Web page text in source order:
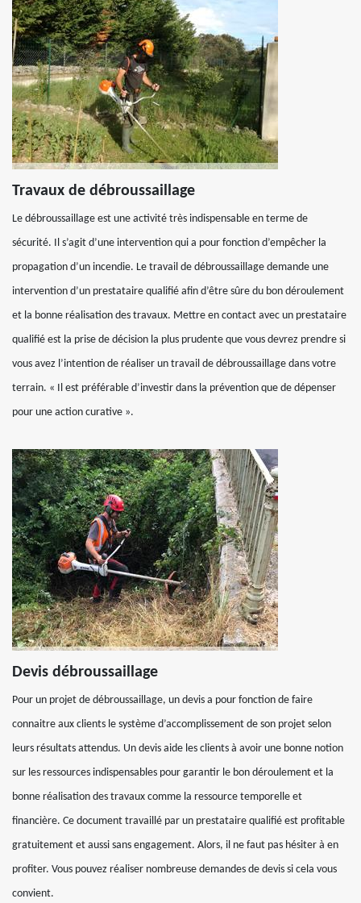
Travaux de débroussaillage
Le débroussaillage est une activité très indispensable en terme de
sécurité. Il s’agit d’une intervention qui a pour fonction d’empêcher la
propagation d’un incendie. Le travail de débroussaillage demande une
intervention d’un prestataire qualifié afin d’être sûre du bon déroulement
et la bonne réalisation des travaux. Mettre en contact avec un prestataire
qualifié est la prise de décision la plus prudente que vous devrez prendre si
vous avez l’intention de réaliser un travail de débroussaillage dans votre
terrain. « Il est préférable d’investir dans la prévention que de dépenser
pour une action curative ».
Devis débroussaillage
Pour un projet de débroussaillage, un devis a pour fonction de faire
connaitre aux clients le système d’accomplissement de son projet selon
leurs résultats attendus. Un devis aide les clients à avoir une bonne notion
sur les ressources indispensables pour garantir le bon déroulement et la
bonne réalisation des travaux comme la ressource temporelle et
financière. Ce document travaillé par un prestataire qualifié est profitable
gratuitement et aussi sans engagement. Alors, il ne faut pas hésiter à en
profiter. Vous pouvez réaliser nombreuse demandes de devis si cela vous
convient.